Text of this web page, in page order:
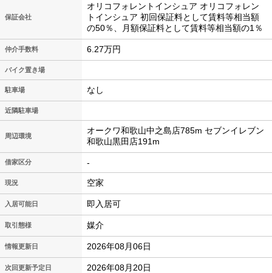
保証会社
オリコフォレントインシュア オリコフォレン
トインシュア 初回保証料として賃料等相当額
の50％、月額保証料として賃料等相当額の1％
仲介手数料 6.27万円
バイク置き場
駐車場 なし
近隣駐車場
周辺環境
オークワ和歌山中之島店785m セブンイレブン
和歌山黒田店191m
借家区分 -
現況 空家
入居可能日 即入居可
取引態様 媒介
情報更新日 2026年08月06日
次回更新予定日 2026年08月20日